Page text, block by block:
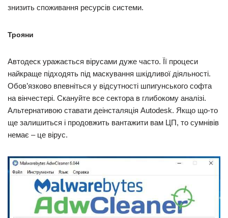
знизить споживання ресурсів системи.
Трояни
Автодеск уражається вірусами дуже часто. Її процеси
найкраще підходять під маскування шкідливої діяльності.
Обов’язково впевніться у відсутності шпигунського софта
на вінчестері. Скануйте все сектора в глибокому аналізі.
Альтернативою ставати деінсталяція Autodesk. Якщо що-то
ще залишиться і продовжить вантажити вам ЦП, то сумнівів
немає – це вірус.